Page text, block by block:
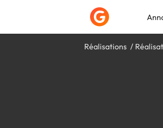
Réalisations